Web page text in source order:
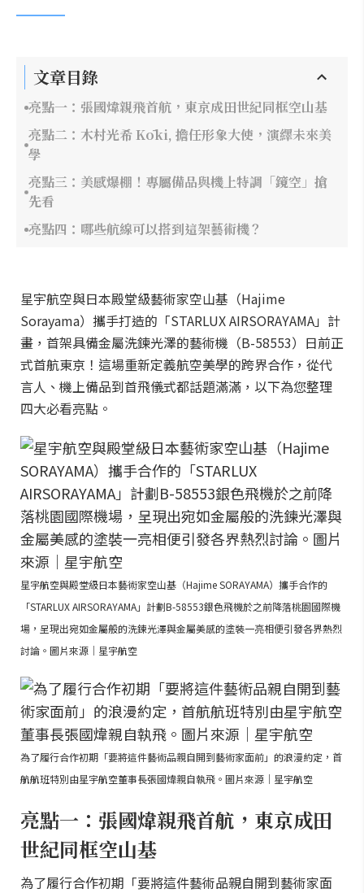
文章目錄
亮點一：張國煒親飛首航，東京成田世紀同框空山基
亮點二：木村光希 Kōki, 擔任形象大使，演繹未來美
學
亮點三：美感爆棚！專屬備品與機上特調「鏡空」搶
先看
亮點四：哪些航線可以搭到這架藝術機？
星宇航空與日本殿堂級藝術家空山基（Hajime
Sorayama）攜手打造的「STARLUX AIRSORAYAMA」計
畫，首架具備金屬洗鍊光澤的藝術機（B-58553）日前正
式首航東京！這場重新定義航空美學的跨界合作，從代
言人、機上備品到首飛儀式都話題滿滿，以下為您整理
四大必看亮點。
星宇航空與殿堂級日本藝術家空山基（Hajime SORAYAMA）攜手合作的
「STARLUX AIRSORAYAMA」計劃B-58553銀色飛機於之前降落桃園國際機
場，呈現出宛如金屬般的洗鍊光澤與金屬美感的塗裝一亮相便引發各界熱烈
討論。圖片來源｜星宇航空
為了履行合作初期「要將這件藝術品親自開到藝術家面前」的浪漫約定，首
航航班特別由星宇航空董事長張國煒親自執飛。圖片來源｜星宇航空
亮點一：張國煒親飛首航，東京成田
世紀同框空山基
為了履行合作初期「要將這件藝術品親自開到藝術家面